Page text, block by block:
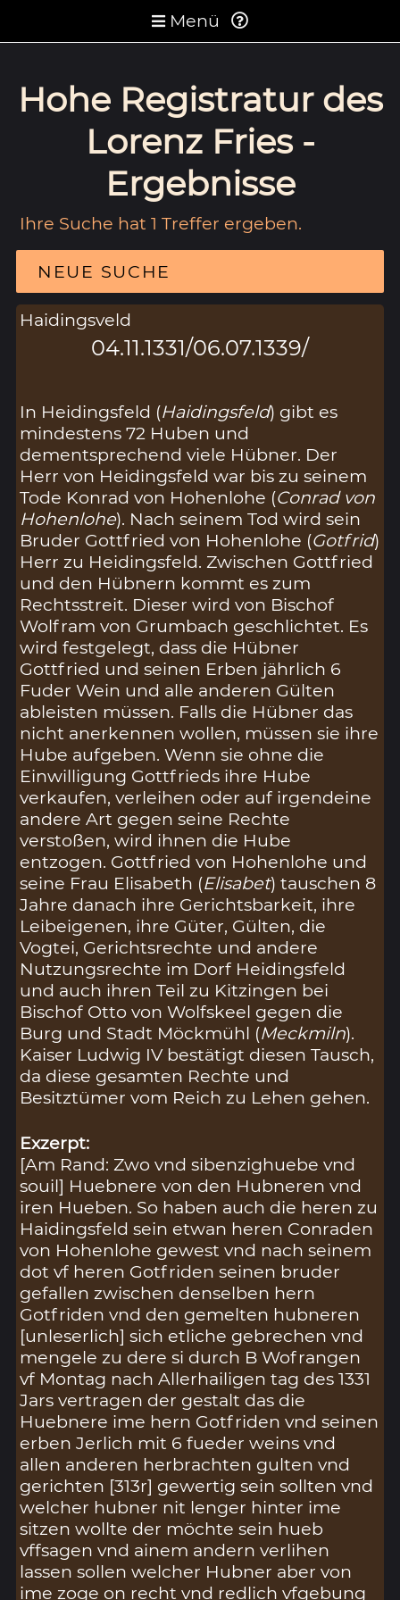
Menü
Hohe Registratur des
Lorenz Fries -
Ergebnisse
Ihre Suche hat 1 Treffer ergeben.
NEUE SUCHE
Haidingsveld
04.11.1331/06.07.1339/
In Heidingsfeld (Haidingsfeld) gibt es
mindestens 72 Huben und
dementsprechend viele Hübner. Der
Herr von Heidingsfeld war bis zu seinem
Tode Konrad von Hohenlohe (Conrad von
Hohenlohe). Nach seinem Tod wird sein
Bruder Gottfried von Hohenlohe (Gotfrid)
Herr zu Heidingsfeld. Zwischen Gottfried
und den Hübnern kommt es zum
Rechtsstreit. Dieser wird von Bischof
Wolfram von Grumbach geschlichtet. Es
wird festgelegt, dass die Hübner
Gottfried und seinen Erben jährlich 6
Fuder Wein und alle anderen Gülten
ableisten müssen. Falls die Hübner das
nicht anerkennen wollen, müssen sie ihre
Hube aufgeben. Wenn sie ohne die
Einwilligung Gottfrieds ihre Hube
verkaufen, verleihen oder auf irgendeine
andere Art gegen seine Rechte
verstoßen, wird ihnen die Hube
entzogen. Gottfried von Hohenlohe und
seine Frau Elisabeth (Elisabet) tauschen 8
Jahre danach ihre Gerichtsbarkeit, ihre
Leibeigenen, ihre Güter, Gülten, die
Vogtei, Gerichtsrechte und andere
Nutzungsrechte im Dorf Heidingsfeld
und auch ihren Teil zu Kitzingen bei
Bischof Otto von Wolfskeel gegen die
Burg und Stadt Möckmühl (Meckmiln).
Kaiser Ludwig IV bestätigt diesen Tausch,
da diese gesamten Rechte und
Besitztümer vom Reich zu Lehen gehen.
Exzerpt:
[Am Rand: Zwo vnd sibenzighuebe vnd
souil] Huebnere von den Hubneren vnd
iren Hueben. So haben auch die heren zu
Haidingsfeld sein etwan heren Conraden
von Hohenlohe gewest vnd nach seinem
dot vf heren Gotfriden seinen bruder
gefallen zwischen denselben hern
Gotfriden vnd den gemelten hubneren
[unleserlich] sich etliche gebrechen vnd
mengele zu dere si durch B Wofrangen
vf Montag nach Allerhailigen tag des 1331
Jars vertragen der gestalt das die
Huebnere ime hern Gotfriden vnd seinen
erben Jerlich mit 6 fueder weins vnd
allen anderen herbrachten gulten vnd
gerichten [313r] gewertig sein sollten vnd
welcher hubner nit lenger hinter ime
sitzen wollte der möchte sein hueb
vffsagen vnd ainem andern verlihen
lassen sollen welcher Hubner aber von
ime zoge on recht vnd redlich vfgebung